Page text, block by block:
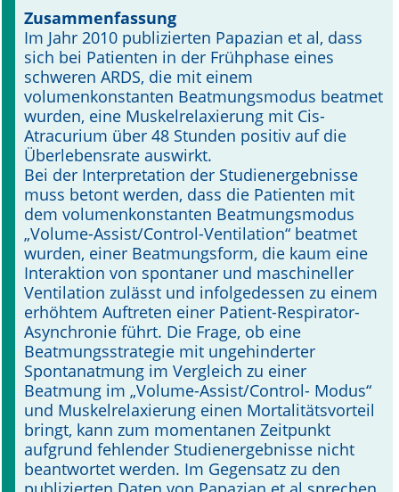
Supplements OrphanAnesthesia
Online First
A&I English
Mediadaten
Autoren-Service
Bestell-Service
Stellenmarkt
Kongresskalender
Zusammenfassung
Im Jahr 2010 publizierten Papazian et al, dass
sich bei Patienten in der Frühphase eines
schweren ARDS, die mit einem
volumenkonstanten Beatmungsmodus be­atmet
wurden, eine Muskelrelaxierung mit Cis-
Atracurium über 48 Stunden positiv auf die
Überlebensrate auswirkt.
Bei der Interpretation der Studienergebnisse
muss betont werden, dass die Patienten mit
dem volumenkonstanten Beatmungsmodus
„Volume-Assist/Control-Ventila­tion“ beatmet
wurden, einer Beatmungsform, die kaum eine
Interaktion von spontaner und maschineller
Ventilation zulässt und infolgedessen zu einem
er­höhtem Auftreten einer Patient-Respirator-
Asynchronie führt. Die Frage, ob eine
Beatmungsstrategie mit ungehinderter
Spontanatmung im Vergleich zu einer
Beatmung im „Volume-Assist/Control- Modus“
und Muskelrelaxierung einen Mortalitätsvorteil
bringt, kann zum momentanen Zeitpunkt
aufgrund fehlen­der Studienergebnisse nicht
beantwortet werden. Im Gegensatz zu den